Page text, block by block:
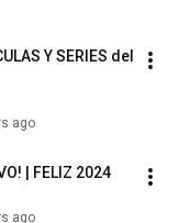
Y SERIES del
ago
| FELIZ 2024
ago